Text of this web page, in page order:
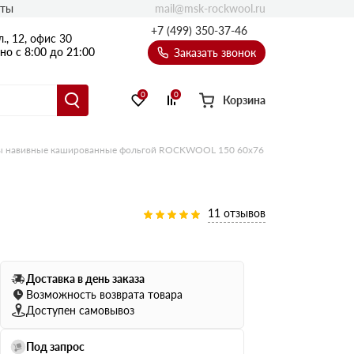
12, офис 30
с 8:00 до 21:00
+7 (499) 350-37-46
Заказать звонок
Ультратонкий
75 мм
100 мм
Балкон
Эсктра
Оптима
0 0 Корзина
mail@msk-rockwool.ru
кашированные фольгой ROCKWOOL 150 60х76
11 отзывов
Доставка в день заказа
Возможность возврата товара
Доступен самовывоз
Под запрос